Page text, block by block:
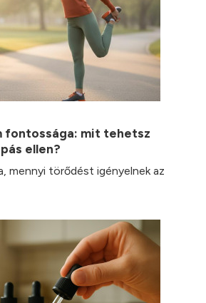
fontossága: mit tehetsz
ellen?
mennyi törődést igényelnek az